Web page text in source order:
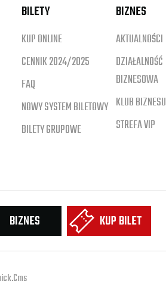
BILETY
KUP ONLINE
CENNIK 2024/2025
FAQ
NOWY SYSTEM BILETOWY
BILETY GRUPOWE
BIZNES
AKTUALNOŚCI
DZIAŁALNOŚĆ
BIZNESOWA
KLUB BIZNESU
STREFA VIP
BIZNES KUP BILET